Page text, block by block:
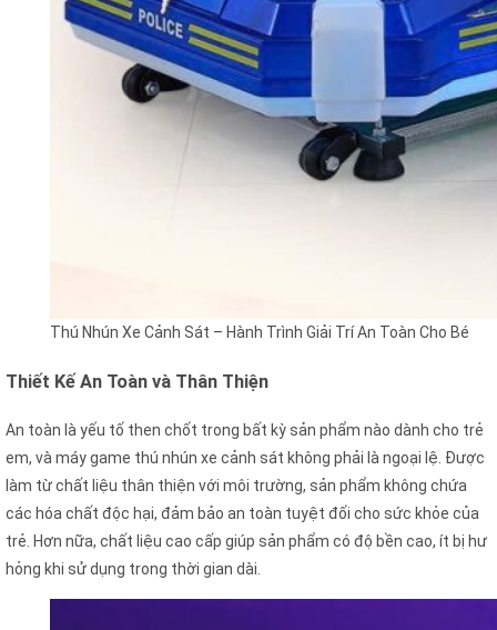
Thú Nhún Xe Cảnh Sát – Hành Trình Giải Trí An Toàn Cho Bé
Thiết Kế An Toàn và Thân Thiện
An toàn là yếu tố then chốt trong bất kỳ sản phẩm nào dành cho trẻ
em, và máy game thú nhún xe cảnh sát không phải là ngoại lệ. Được
làm từ chất liệu thân thiện với môi trường, sản phẩm không chứa
các hóa chất độc hại, đảm bảo an toàn tuyệt đối cho sức khỏe của
trẻ. Hơn nữa, chất liệu cao cấp giúp sản phẩm có độ bền cao, ít bị hư
hỏng khi sử dụng trong thời gian dài.